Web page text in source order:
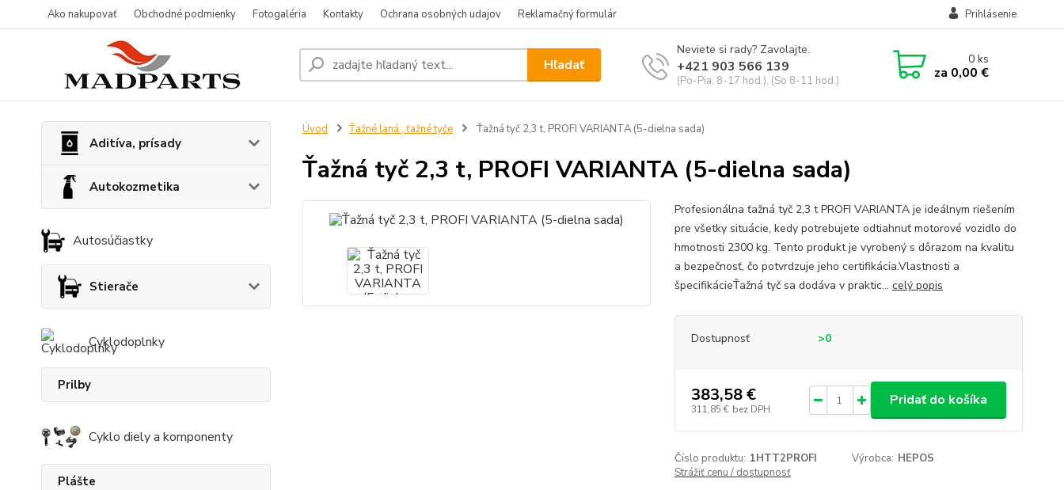
Ako nakupovať Obchodné podmienky Fotogaléria Kontakty Ochrana osobných udajov Reklamačný formulár Prihlásenie
Hľadať
Neviete si rady? Zavolajte.
+421 903 566 139
(Po-Pia, 8-17 hod.), (So 8-11 hod.)
0ks
za 0,00 €
Aditíva, prísady
Autokozmetika
Autosúčiastky
Stierače
Cyklodoplnky
Prilby
Cyklo diely a komponenty
Plášte
Úvod Ťažné laná , ťažné tyče Ťažná tyč 2,3 t, PROFI VARIANTA (5-dielna sada)
Ťažná tyč 2,3 t, PROFI VARIANTA (5-dielna sada)
Profesionálna ťažná tyč 2,3 t PROFI VARIANTA je ideálnym riešením
pre všetky situácie, kedy potrebujete odtiahnuť motorové vozidlo do
hmotnosti 2300 kg. Tento produkt je vyrobený s dôrazom na kvalitu
a bezpečnosť, čo potvrdzuje jeho certifikácia.Vlastnosti a
špecifikácieŤažná tyč sa dodáva v praktic... celý popis
Dostupnosť >0
383,58 €
311,85 € bez DPH
Pridať do košíka
Číslo produktu: 1HTT2PROFI Výrobca: HEPOS
Strážiť cenu / dostupnosť